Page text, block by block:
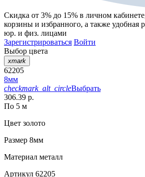
Скидка от 3% до 15% в личном
корзины и избранного, а также удобная
юр. и физ. лицами
Зарегистрироваться Войти
Выбор цвета
xmark
62205
8мм
checkmark_alt_circleВыбрать
306.39 р.
По 5 м
Цвет золото
Размер 8мм
Материал металл
Артикул 62205